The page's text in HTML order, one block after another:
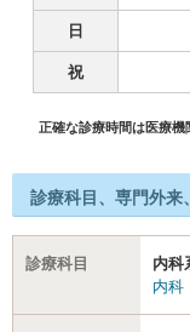
日
祝
正確な診療時間は医療
診療科目、専門外来
診療科目
内科
内科